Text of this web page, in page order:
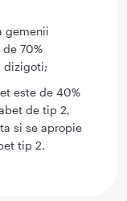
gemenii
70%
dizigoti;
este de 40%
de tip 2,
si se apropie
tip 2.